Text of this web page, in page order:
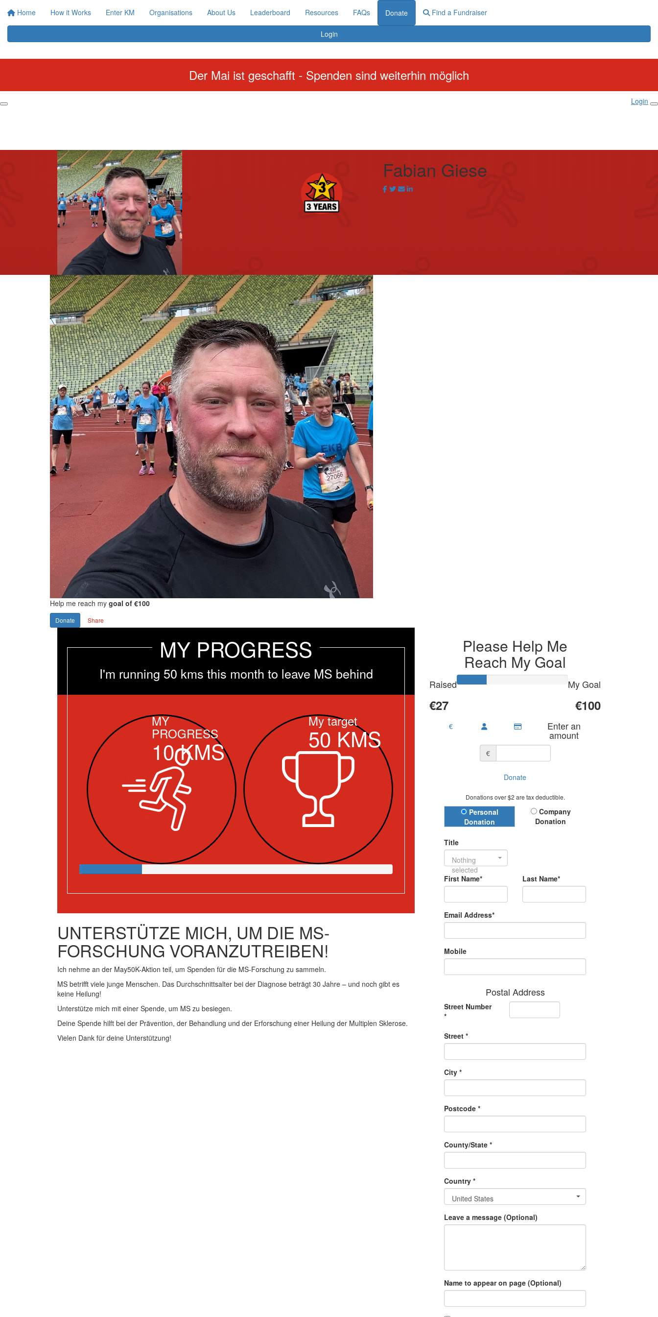
Home How it Works Enter KM Organisations About Us Leaderboard Resources FAQs Donate Find a Fundraiser
Login
Der Mai ist geschafft - Spenden sind weiterhin möglich
Login
Fabian Giese
Help me reach my goal of €100
Donate Share
Please Help Me
Reach My Goal
Raised
€27
My Goal
€100
€ Enter an
amount
€
Donate
Donations over $2 are tax deductible.
Donation Type
Personal
Donation
Company
Donation
Title
Nothing
selected
First Name*
Last Name*
Email Address*
Mobile
Postal Address
Street Number
*
Street *
City *
Postcode *
County/State *
Country *
United States
Leave a message (Optional)
Name to appear on page (Optional)
MY PROGRESS
I'm running 50 kms this month to leave MS behind
MY
PROGRESS
10KMS
My target
50 KMS
UNTERSTÜTZE MICH, UM DIE MS-
FORSCHUNG VORANZUTREIBEN!
Ich nehme an der May50K-Aktion teil, um Spenden für die MS-Forschung zu sammeln.
MS betrifft viele junge Menschen. Das Durchschnittsalter bei der Diagnose beträgt 30 Jahre – und noch gibt es
keine Heilung!
Unterstütze mich mit einer Spende, um MS zu besiegen.
Deine Spende hilft bei der Prävention, der Behandlung und der Erforschung einer Heilung der Multiplen Sklerose.
Vielen Dank für deine Unterstützung!